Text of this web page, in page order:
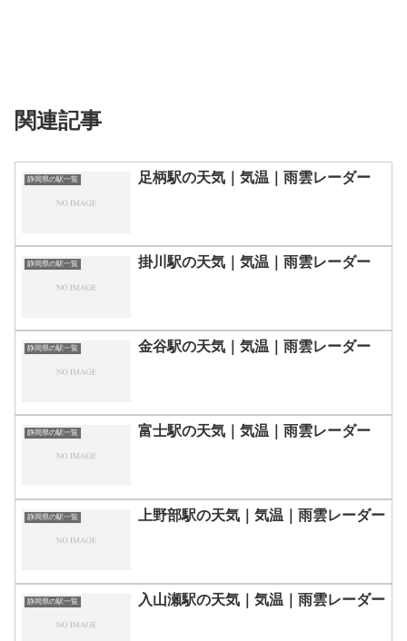
関連記事
静岡県の駅一覧 足柄駅の天気｜気温｜雨雲レーダー
静岡県の駅一覧 掛川駅の天気｜気温｜雨雲レーダー
静岡県の駅一覧 金谷駅の天気｜気温｜雨雲レーダー
静岡県の駅一覧 富士駅の天気｜気温｜雨雲レーダー
静岡県の駅一覧 上野部駅の天気｜気温｜雨雲レーダー
静岡県の駅一覧 入山瀬駅の天気｜気温｜雨雲レーダー